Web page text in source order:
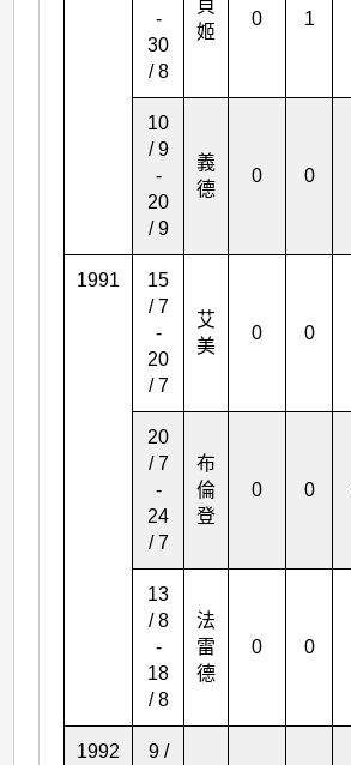
-
30
/ 8
貝
姬
0 1
10
/ 9
-
20
/ 9
義
德
0 0
1991
15
/ 7
-
20
/ 7
艾
美
0 0
20
/ 7
-
24
/ 7
布
倫
登
0 0
13
/ 8
-
18
/ 8
法
雷
德
0 0
1992
9 /